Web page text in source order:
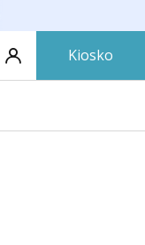
Kiosko